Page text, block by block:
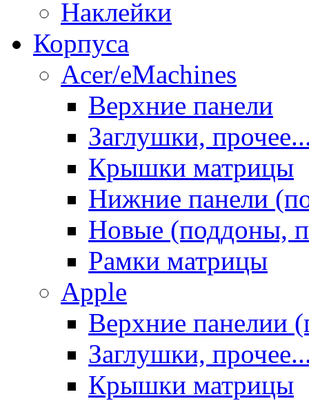
Наклейки
Корпуса
Acer/eMachines
Верхние панели
Заглушки,
Крышки матрицы
Нижние панели
Новые (поддоны,
Рамки матрицы
Apple
Верхние панелии
Заглушки,
Крышки матрицы